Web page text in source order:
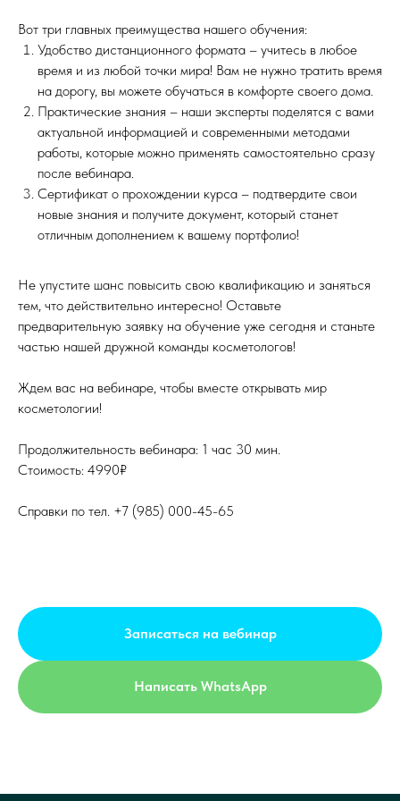
Вот три главных преимущества нашего обучения:
Удобство дистанционного формата – учитесь в любое
время и из любой точки мира! Вам не нужно тратить время
на дорогу, вы можете обучаться в комфорте своего дома.
Практические знания – наши эксперты поделятся с вами
актуальной информацией и современными методами
работы, которые можно применять самостоятельно сразу
после вебинара.
Сертификат о прохождении курса – подтвердите свои
новые знания и получите документ, который станет
отличным дополнением к вашему портфолио!
Не упустите шанс повысить свою квалификацию и заняться
тем, что действительно интересно! Оставьте
предварительную заявку на обучение уже сегодня и станьте
частью нашей дружной команды косметологов!
Ждем вас на вебинаре, чтобы вместе открывать мир
косметологии!
Продолжительность вебинара: 1 час 30 мин.
Стоимость: 4990₽
Справки по тел. +7 (985) 000-45-65
Записаться на вебинар
Написать WhatsApp